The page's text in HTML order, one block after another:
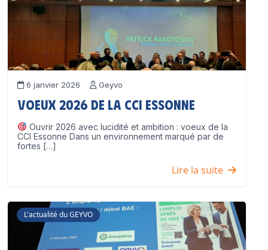
6 janvier 2026 Geyvo
Voeux 2026 de la CCI Essonne
Ouvrir 2026 avec lucidité et ambition : voeux de la
CCI Essonne Dans un environnement marqué par de
fortes […]
Lire la suite
L'actualité du GEYVO